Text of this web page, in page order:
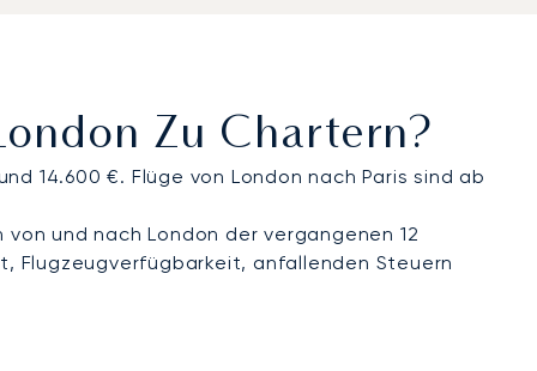
Sie pünktlich, komfortabel und diskret
Zu Chartern?
14.600 €. Flüge von London nach Paris sind ab
und nach London der vergangenen 12
Flugzeugverfügbarkeit, anfallenden Steuern